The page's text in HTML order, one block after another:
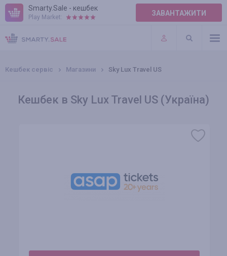
Smarty.Sale - кешбек
Play Market: ЗАВАНТАЖИТИ
ПРАВИЛА
ПЛАГІНИ
Кешбек сервіс Магазини Sky Lux Travel US
Кешбек в Sky Lux Travel US (Україна)